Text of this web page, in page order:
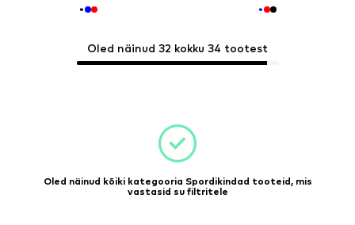
Oled näinud 32 kokku 34 tootest
Oled näinud kõiki kategooria Spordikindad tooteid, mis
vastasid su filtritele